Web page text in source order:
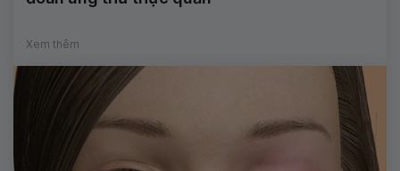
Xem thêm